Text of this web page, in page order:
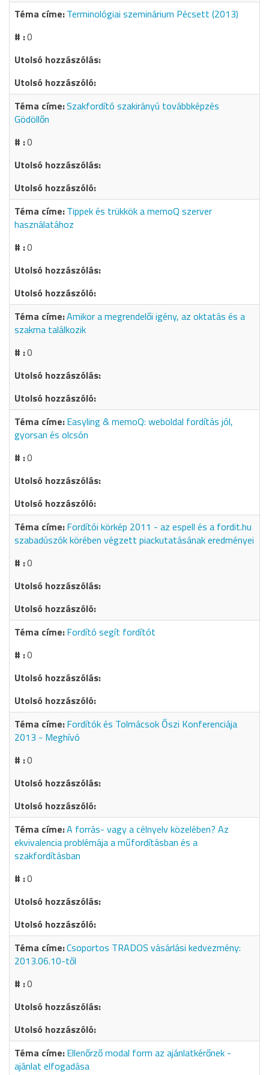
Terminológiai szeminárium Pécsett (2013)
0
Szakfordító szakirányú továbbképzés
Gödöllőn
0
Tippek és trükkök a memoQ szerver
használatához
0
Amikor a megrendelői igény, az oktatás és a
szakma találkozik
0
Easyling & memoQ: weboldal fordítás jól,
gyorsan és olcsón
0
Fordítói körkép 2011 - az espell és a fordit.hu
szabadúszók körében végzett piackutatásának eredményei
0
Fordító segít fordítót
0
Fordítók és Tolmácsok Őszi Konferenciája
2013 - Meghívó
0
A forrás- vagy a célnyelv közelében? Az
ekvivalencia problémája a műfordításban és a
szakfordításban
0
Csoportos TRADOS vásárlási kedvezmény:
2013.06.10-től
0
Ellenőrző modal form az ajánlatkérőnek -
ajánlat elfogadása